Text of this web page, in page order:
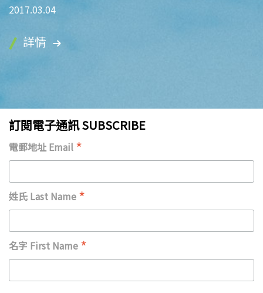
2017.03.04
詳情
訂閱電子通訊 SUBSCRIBE
電郵地址 Email *
姓氏 Last Name *
名字 First Name *